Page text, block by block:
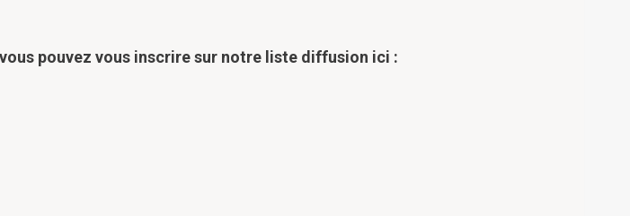
pouvez vous inscrire sur notre liste diffusion ici :